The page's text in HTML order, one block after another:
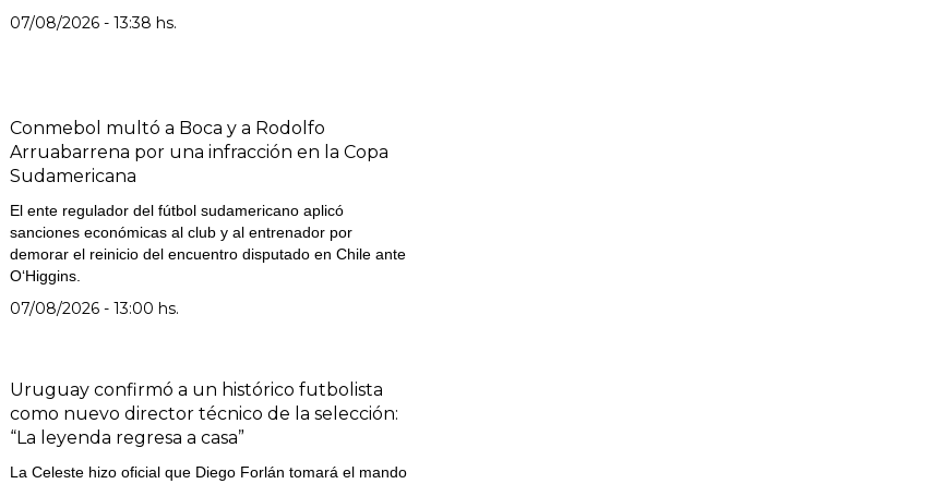
07/08/2026 - 13:38 hs.
Conmebol multó a Boca y a Rodolfo
Arruabarrena por una infracción en la Copa
Sudamericana
El ente regulador del fútbol sudamericano aplicó
sanciones económicas al club y al entrenador por
demorar el reinicio del encuentro disputado en Chile ante
O‘Higgins.
07/08/2026 - 13:00 hs.
Uruguay confirmó a un histórico futbolista
como nuevo director técnico de la selección:
“La leyenda regresa a casa”
La Celeste hizo oficial que Diego Forlán tomará el mando